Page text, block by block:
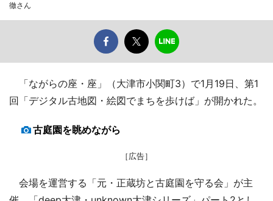
徹さん
「ながらの座・座」（大津市小関町3）で1月19日、第1
回「デジタル古地図・絵図でまちを歩けば」が開かれた。
古庭園を眺めながら
［広告］
会場を運営する「元・正蔵坊と古庭園を守る会」が主